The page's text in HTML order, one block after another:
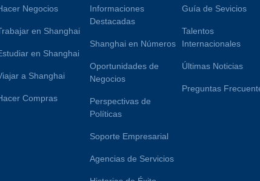
Negocios
en Shanghai
en Shanghai
a Shanghai
Compras
Informaciones
Destacadas
Shanghai en Números
Oportunidades de
Negocios
Perspectivas de
Políticas
Soporte Empresarial
Agencias de Servicios
Guía de Sevicios
Talentos
Internacionales
Últimas Noticias
Preguntas